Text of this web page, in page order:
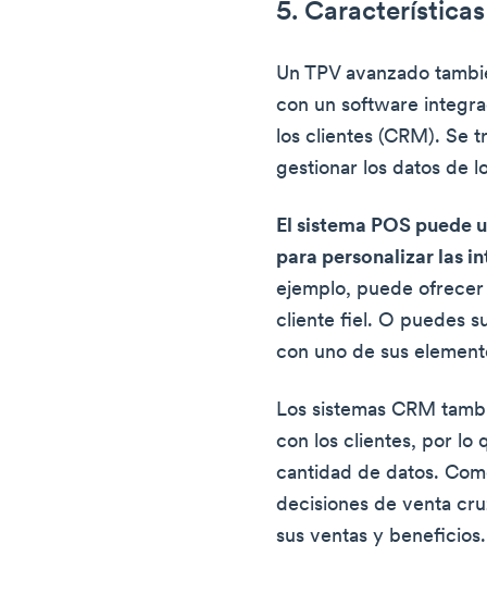
5.
Un TPV avanzado
con un software
los clientes (CRM). Se
gestionar los datos de
El sistema POS puede
para personalizar las
ejemplo, puede
cliente fiel. O puedes
con uno de sus
Los sistemas CRM
con los clientes, por lo
cantidad de datos.
decisiones de venta
sus ventas y beneficios.